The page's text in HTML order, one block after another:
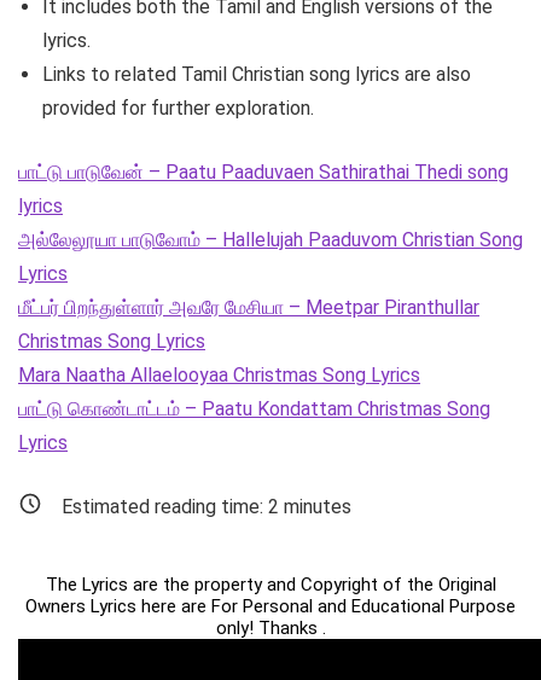
It includes both the Tamil and English versions of the
lyrics.
Links to related Tamil Christian song lyrics are also
provided for further exploration.
பாட்டு பாடுவேன் – Paatu Paaduvaen Sathirathai Thedi song
lyrics
அல்லேலூயா பாடுவோம் – Hallelujah Paaduvom Christian Song
Lyrics
மீட்பர் பிறந்துள்ளார் அவரே மேசியா – Meetpar Piranthullar
Christmas Song Lyrics
Mara Naatha Allaelooyaa Christmas Song Lyrics
பாட்டு கொண்டாட்டம் – Paatu Kondattam Christmas Song
Lyrics
Estimated reading time: 2 minutes
The Lyrics are the property and Copyright of the Original
Owners Lyrics here are For Personal and Educational Purpose
only! Thanks .